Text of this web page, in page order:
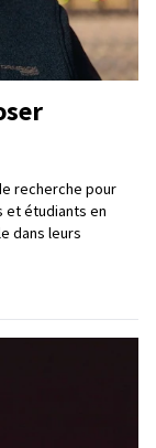
recherche pour
et étudiants en
dans leurs